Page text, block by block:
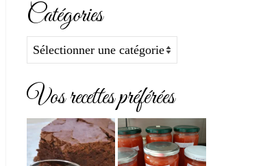
Catégories
Catégories
Vos recettes préférées